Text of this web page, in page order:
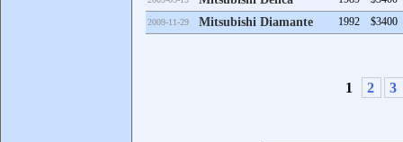
2009-11-29 Mitsubishi Diamante 1992 $3400
1 2 3